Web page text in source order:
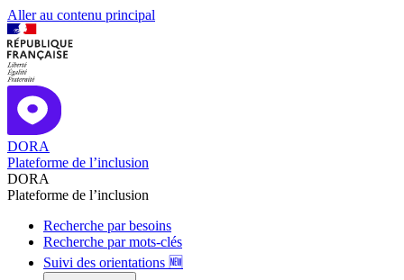
Aller au contenu principal
DORA
Plateforme de l’inclusion
DORA
Plateforme de l’inclusion
Recherche par besoins
Recherche par mots-clés
Suivi des orientations 🆕